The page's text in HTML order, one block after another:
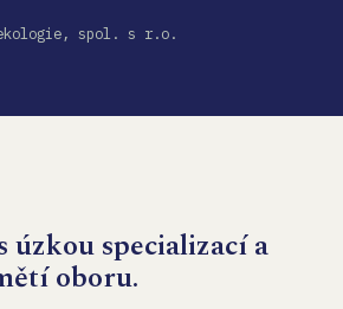
ekologie, spol. s r.o.
úzkou specializací a
oboru.